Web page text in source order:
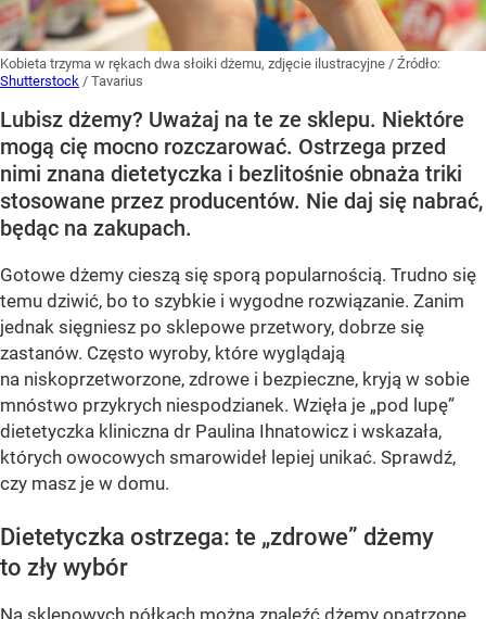
Kobieta trzyma w rękach dwa słoiki dżemu, zdjęcie ilustracyjne / Źródło:
Shutterstock / Tavarius
Lubisz dżemy? Uważaj na te ze sklepu. Niektóre
mogą cię mocno rozczarować. Ostrzega przed
nimi znana dietetyczka i bezlitośnie obnaża triki
stosowane przez producentów. Nie daj się nabrać,
będąc na zakupach.
Gotowe dżemy cieszą się sporą popularnością. Trudno się
temu dziwić, bo to szybkie i wygodne rozwiązanie. Zanim
jednak sięgniesz po sklepowe przetwory, dobrze się
zastanów. Często wyroby, które wyglądają
na niskoprzetworzone, zdrowe i bezpieczne, kryją w sobie
mnóstwo przykrych niespodzianek. Wzięła je „pod lupę”
dietetyczka kliniczna dr Paulina Ihnatowicz i wskazała,
których owocowych smarowideł lepiej unikać. Sprawdź,
czy masz je w domu.
Dietetyczka ostrzega: te „zdrowe” dżemy
to zły wybór